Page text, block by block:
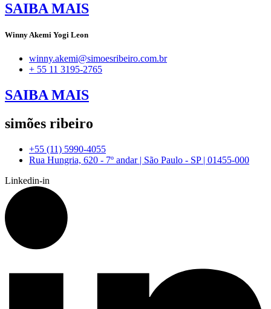
SAIBA MAIS
Winny Akemi Yogi Leon
winny.akemi@simoesribeiro.com.br
+ 55 11 3195-2765
SAIBA MAIS
simões ribeiro
+55 (11) 5990-4055
Rua Hungria, 620 - 7º andar | São Paulo - SP | 01455-000
Linkedin-in